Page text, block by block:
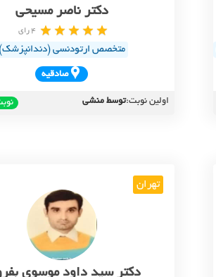
دکتر ناصر مسیحی
4 رای
متخصص ارتودنسی (دندانپزشک)
صادقيه
اولین نوبت:توسط منشی
تهران
دکتر سید داود موسوی